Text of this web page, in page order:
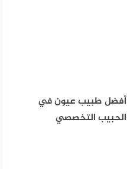
أفضل طبيب عيون في
الحبيب التخصصي